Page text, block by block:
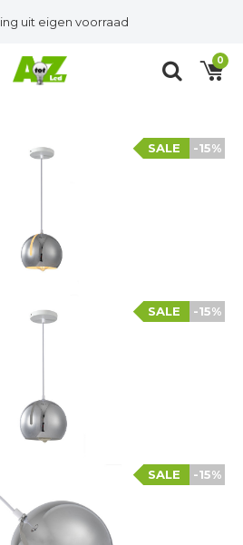
uit eigen voorraad
0
-15%
SALE
-15%
SALE
-15%
SALE